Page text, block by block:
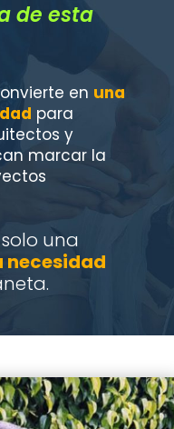
de esta
en una
para
y
marcar la
una
necesidad